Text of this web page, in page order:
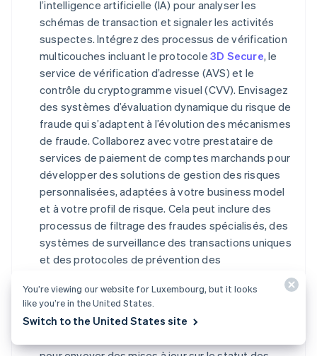
l’intelligence artificielle (IA) pour analyser les
schémas de transaction et signaler les activités
suspectes. Intégrez des processus de vérification
multicouches incluant le protocole 3D Secure, le
service de vérification d’adresse (AVS) et le
contrôle du cryptogramme visuel (CVV). Envisagez
des systèmes d’évaluation dynamique du risque de
fraude qui s’adaptent à l’évolution des mécanismes
de fraude. Collaborez avec votre prestataire de
services de paiement de comptes marchands pour
développer des solutions de gestion des risques
personnalisées, adaptées à votre business model
et à votre profil de risque. Cela peut inclure des
processus de filtrage des fraudes spécialisés, des
systèmes de surveillance des transactions uniques
et des protocoles de prévention des
Communiquer clairement avec les clients :
Établissez des lignes de communication directes
You’re viewing our website for Luxembourg, but it looks
like you’re in the United States.
Switch to the United States site